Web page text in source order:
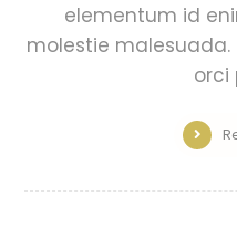
elementum id
molestie malesuada.
orci